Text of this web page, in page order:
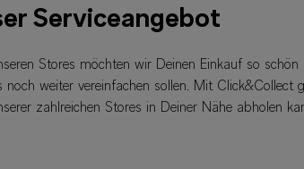
Serviceangebot
Stores möchten wir Deinen Einkauf so
noch weiter vereinfachen sollen. Mit
zahlreichen Stores in Deiner Nähe abholen